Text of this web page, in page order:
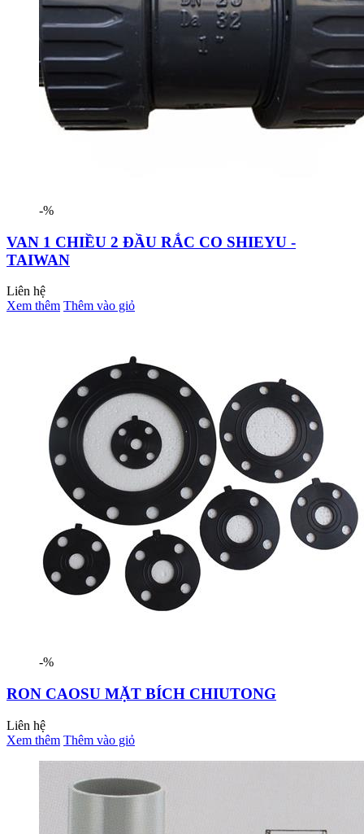
-%
VAN 1 CHIỀU 2 ĐẦU RẮC CO SHIEYU -
TAIWAN
Liên hệ
Xem thêm Thêm vào giỏ
-%
RON CAOSU MẶT BÍCH CHIUTONG
Liên hệ
Xem thêm Thêm vào giỏ